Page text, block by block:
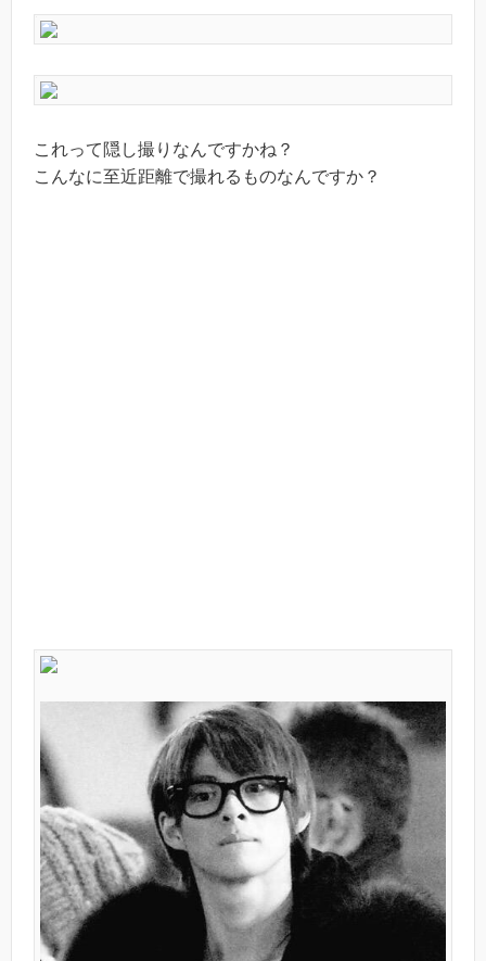
これって隠し撮りなんですかね？
こんなに至近距離で撮れるものなんですか？